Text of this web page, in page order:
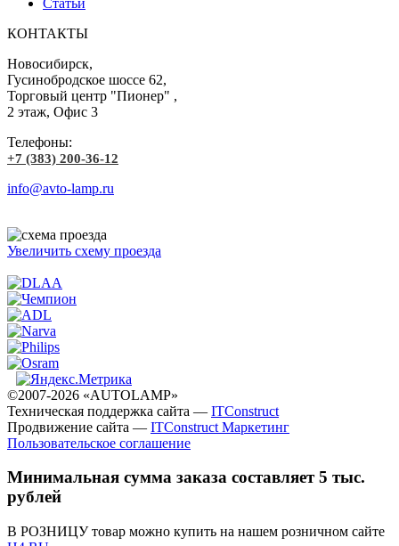
КОНТАКТЫ
Новосибирск,
Гусинобродское шоссе 62,
Торговый центр "Пионер" ,
2 этаж, Офис 3
Телефоны:
+7 (383) 200-36-12
info@avto-lamp.ru
Увеличить схему проезда
©2007-2026 «AUTOLAMP»
Техническая поддержка сайта — ITConstruct
Продвижение сайта — ITConstruct Маркетинг
Пользовательское соглашение
Минимальная сумма заказа составляет 5 тыс.
рублей
В РОЗНИЦУ товар можно купить на нашем розничном сайте